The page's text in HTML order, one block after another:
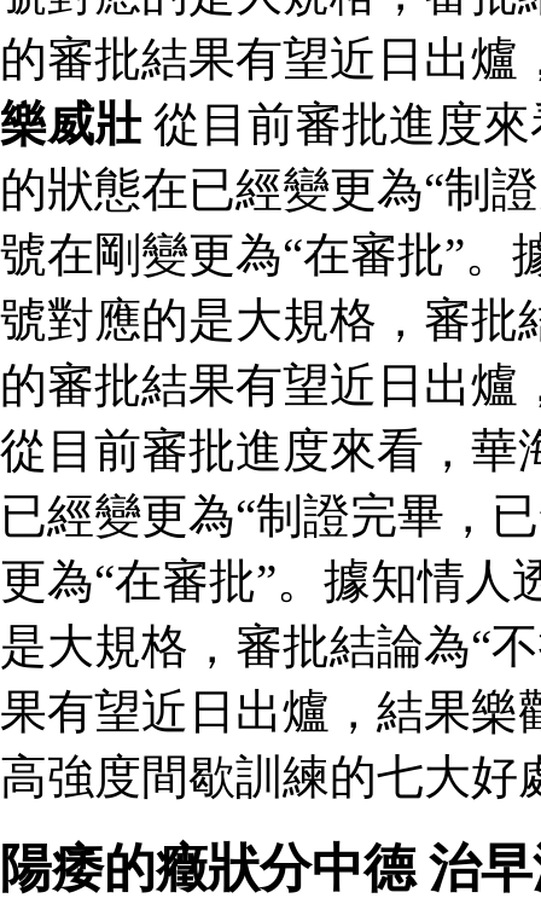
的審批結果有望近日出
樂威壯從目前審批進度
的狀態在已經變更為“制
號在剛變更為“在審批”。
號對應的是大規格，審批
的審批結果有望近日出
從目前審批進度來看，華
已經變更為“制證完畢，
更為“在審批”。據知情
是大規格，審批結論為“
果有望近日出爐，結果
高強度間歇訓練的七大好
陽痿的癥狀分中德 治